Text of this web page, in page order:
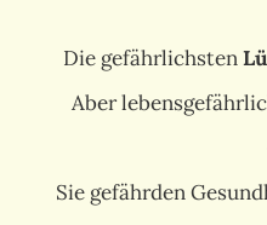
Die gefährlichsten
Aber
Sie gefährden